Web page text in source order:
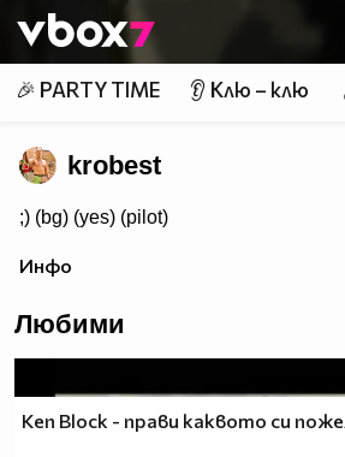
👾
🎉 PARTY TIME 👂 Клю – клю
krobest
;) (bg) (yes) (pilot)
Инфо
Любими
Ken Block - прави каквото си